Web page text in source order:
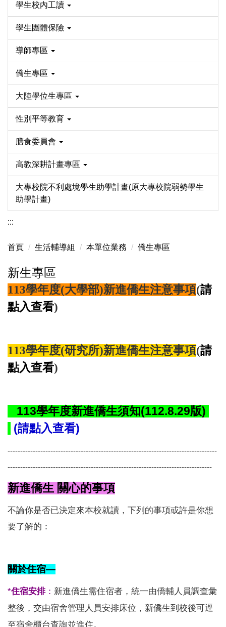
學生校內工讀
學生團體保險
導師專區
僑生專區
大陸學位生專區
性別平等教育
膳食委員會
高教深耕計畫專區
大專校院不利處境學生助學計畫(原大專校院弱勢學生
助學計畫)
:::
首頁 生活輔導組 本單位業務 僑生專區
新生專區
113學年度(大學部)新進僑生注意事項(請
點入查看)
113學年度(研究所)新進僑生注意事項(請
點入查看)
113學年度新進僑生須知(112.8.29版)
(請點入查看)
-----------------------------------------------------------------------------------
---------------------------------------------------------------------------------
新進僑生 關心的事項
不論你是否已決定來本校就讀，下列的事項或許是你想
要了解的：
關於住宿—
*住宿安排： 新進僑生需住宿者，統一由僑輔人員調查彙
整後，交由宿舍管理人員安排床位，新僑生到校後可逕
至宿舍櫃台查詢並進住。